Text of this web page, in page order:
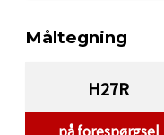
Måltegning
H27R